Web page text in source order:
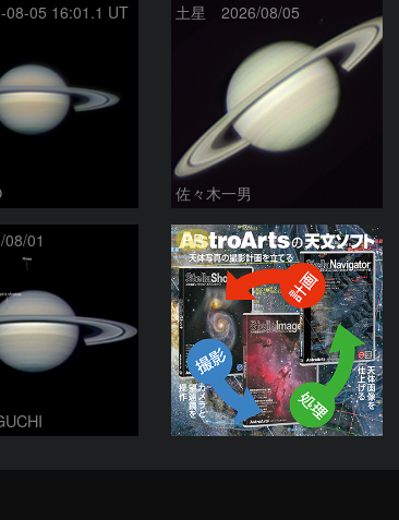
08-05 16:01.1 UT 土星 2026/08/05
佐々木一男
01 PR